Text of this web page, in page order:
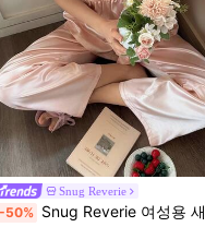
Snug Reverie
-50% Snug Reverie 여성용 새틴 러플 트림 캐미솔 & 와이드 레그 팬츠 잠옷 세트, 앞 버튼 잠금 허리, 아이스 실크 잠옷 2개